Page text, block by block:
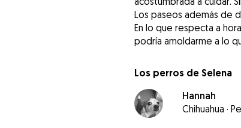
Los paseos además de
En lo que respecta a
podría amoldarme a lo
Los perros de Selena
Hannah
Chihuahua ·